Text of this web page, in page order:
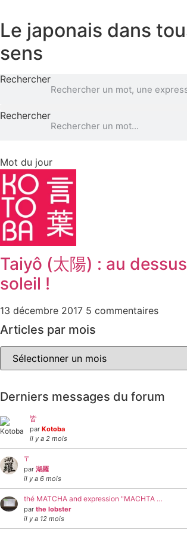
au
contenu
Le japonais dans
sens
Rechercher
Rechercher
Mot du jour
Taiyô (太陽) : au
soleil !
13 décembre 2017 5 commentaires
Articles par mois
Articles
par
mois
Derniers messages du forum
皆
par Kotoba
il y a 2 mois
〒
par 湖羅
il y a 6 mois
thé MATCHA and expression "MACHTA …
par the lobster
il y a 12 mois